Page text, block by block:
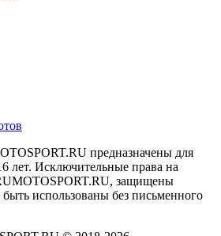
предназначены для
лет. Исключительные права на
защищены
использованы без письменного